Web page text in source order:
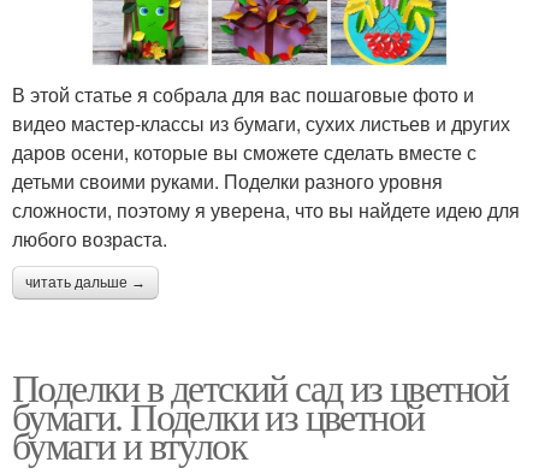
В этой статье я собрала для вас пошаговые фото и
видео мастер-классы из бумаги, сухих листьев и других
даров осени, которые вы сможете сделать вместе с
детьми своими руками. Поделки разного уровня
сложности, поэтому я уверена, что вы найдете идею для
любого возраста.
читать дальше →
Поделки в детский сад из цветной
бумаги. Поделки из цветной
бумаги и втулок